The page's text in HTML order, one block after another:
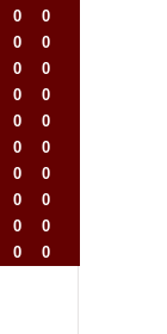
0
0
0
0
0
0
0
0
0
0
0
0
0
0
0
0
0
0
0
0